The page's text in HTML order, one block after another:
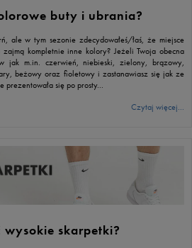
buty i ubrania?
ale w tym sezonie zdecydowałeś/łaś, że miejsce
zajmą kompletnie inne kolory? Jeżeli Twoja obecna
jak m.in. czerwień, niebieski, zielony, brązowy,
beżowy oraz fioletowy i zastanawiasz się jak ze
prezentowała się po prosty...
Czytaj więcej...
wysokie skarpetki?